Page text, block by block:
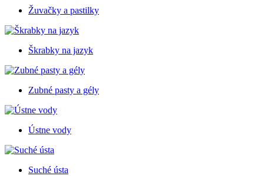
Žuvačky a pastilky
Škrabky na jazyk
Zubné pasty a gély
Ústne vody
Suché ústa